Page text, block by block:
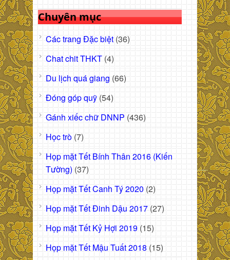
Chuyên mục
Các trang Đặc biệt (36)
Chat chit THKT (4)
Du lịch quá giang (66)
Đóng góp quỹ (54)
Gánh xiếc chữ DNNP (436)
Học trò (7)
Họp mặt Tết Bính Thân 2016 (Kiến
Tường) (37)
Họp mặt Tết Canh Tý 2020 (2)
Họp mặt Tết Đinh Dậu 2017 (27)
Họp mặt Tết Kỷ Hợi 2019 (15)
Họp mặt Tết Mậu Tuất 2018 (15)